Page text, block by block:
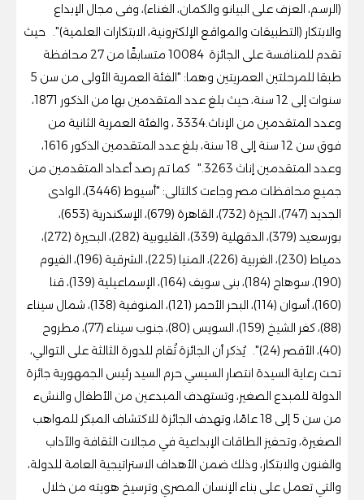
(الرسم، العزف على البيانو والكمان، الغناء)، وفى مجال الإبداع
والابتكار (التطبيقات والمواقع الإلكترونية، الابتكارات العلمية)". حيث
تقدم للمنافسة على الجائزة 10084 متسابقًا من 27 محافظة
طبقا للمرحلتين العمريتين وهما: "الفئة العمرية الأولى من سن 5
سنوات إلى 12 سنة، حيث بلغ عدد المتقدمين بها من الذكور 1871،
وعدد المتقدمين من الإناث.3334 ، والفئة العمرية الثانية من
فوق سن 12 سنة إلى 18 سنة، بلغ عدد المتقدمين الذكور 1616،
وعدد المتقدمين إناث 3263." كما تم رصد أعداد المتقدمين من
جميع محافظات مصر وجاءت كالتالى: "أسيوط (3446)، الوادى
الجديد (747)، الجيزة (732)، القاهرة (679)، الإسكندرية (653)،
بورسعيد (379)، الدقهلية (339)، القليوبية (282)، البحيرة (272)،
دمياط (230)، الغربية (226)، المنيا (225)، الشرقية (196)، الفيوم
(190)، سوهاج (184)، بنى سويف (164)، الإسماعيلية (139)، قنا
(160)، أسوان (114)، البحر الأحمر (121)، المنوفية (138)، شمال سيناء
(88)، كفر الشيخ (159)، السويس (80)، جنوب سيناء (77)، مطروح
(40)، الأقصر (24)". يُذكر أن الجائزة تُقام للدورة الثالثة على التوالي،
تحت رعاية ‏السيدة انتصار السيسي حرم السيد رئيس الجمهورية جائزة
‏الدولة للمبدع الصغير، وتستهدف المبدعين من الأطفال ‏والنشء
من سن 5 إلى 18 عامًا، وتهدف الجائزة للاكتشاف ‏المبكر للمواهب
الصغيرة، وتحفيز الطاقات الإبداعية في ‏مجالات الثقافة والآداب
والفنون والابتكار، وذلك ضمن ‏الأهداف الاستراتيجية العامة للدولة،
والتي تعمل على بناء ‏الإنسان المصري وترسيخ هويته من خلال